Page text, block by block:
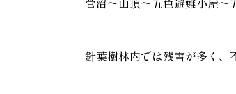
針葉樹林内では残雪が多く、